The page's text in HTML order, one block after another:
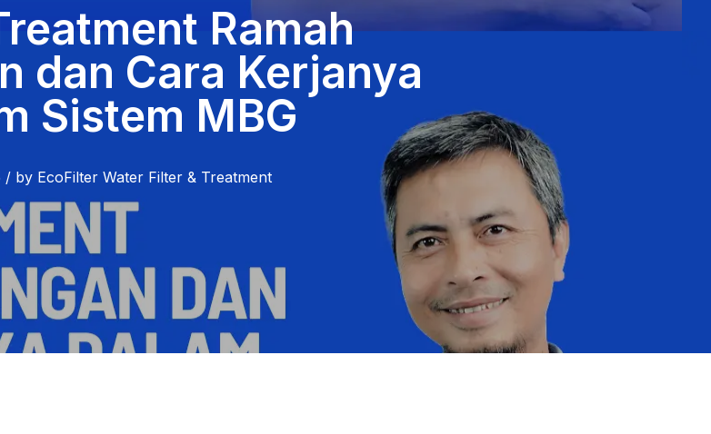
Ramah
dan Cara Kerjanya
Sistem MBG
/by EcoFilter Water Filter & Treatment